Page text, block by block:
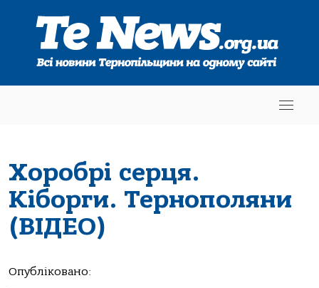
Хоробрі серця.
Кіборги. Тернополяни
(ВІДЕО)
Опубліковано: